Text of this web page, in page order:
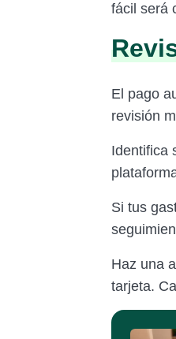
fácil será
El pago
revisión
Identifica
Si tus
Haz una
tarjeta.